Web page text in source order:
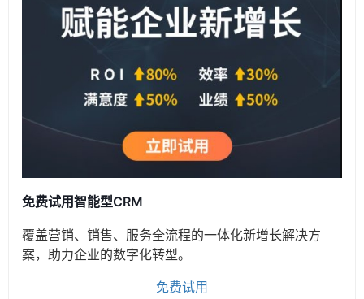
免费试用智能型CRM
覆盖营销、销售、服务全流程的一体化新增长解决方
案，助力企业的数字化转型。
免费试用